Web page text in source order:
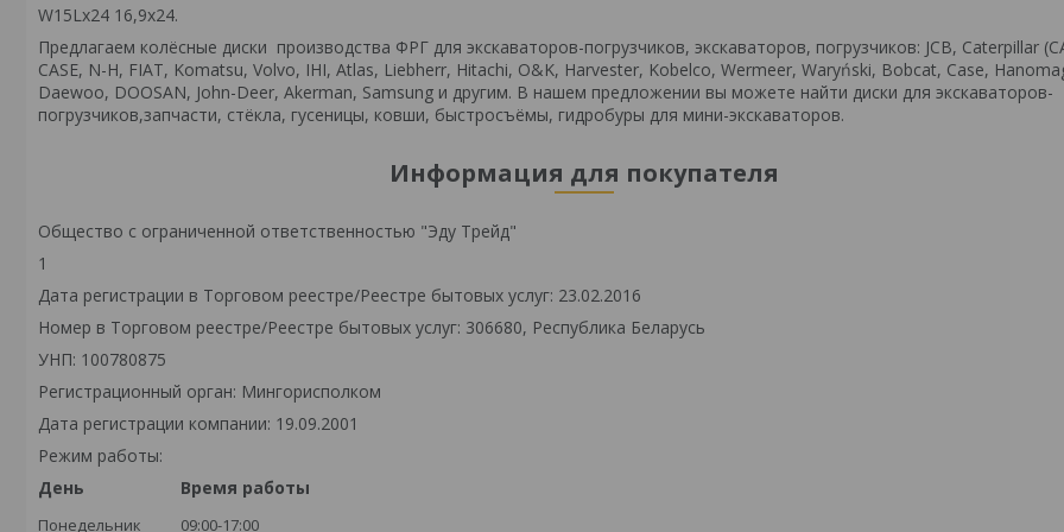
W15Lx24 16,9x24.
Предлагаем колёсные диски производства ФРГ для экскаваторов-погрузчиков, экскаваторов, погрузчиков: JCB, Caterpillar
CASE, N-H, FIAT, Komatsu, Volvo, IHI, Atlas, Liebherr, Hitachi, O&K, Harvester, Kobelco, Wermeer, Waryński, Bobcat, Case,
Daewoo, DOOSAN, John-Deer, Akerman, Samsung и другим. В нашем предложении вы можете найти диски для экскаваторов-
погрузчиков,запчасти, стёкла, гусеницы, ковши, быстросъёмы, гидробуры для мини-экскаваторов.
Информация для покупателя
Общество с ограниченной ответственностью "Эду Трейд"
1
Дата регистрации в Торговом реестре/Реестре бытовых услуг: 23.02.2016
Номер в Торговом реестре/Реестре бытовых услуг: 306680, Республика Беларусь
УНП: 100780875
Регистрационный орган: Мингорисполком
Дата регистрации компании: 19.09.2001
Режим работы:
День
Время работы
Понедельник 09:00-17:00